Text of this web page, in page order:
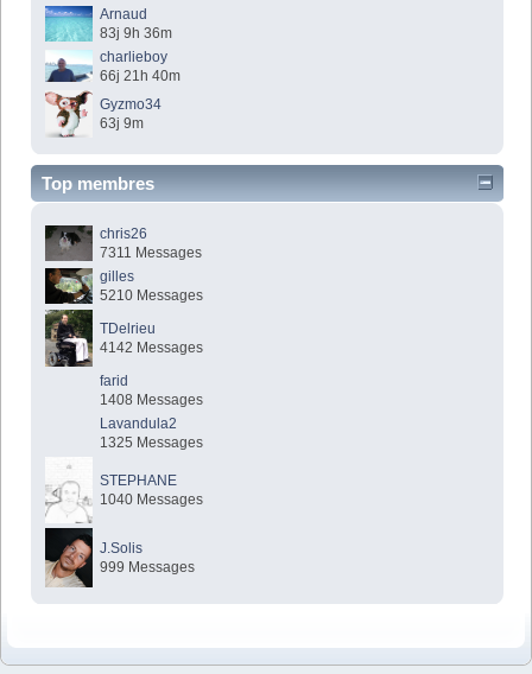
Arnaud
83j 9h 36m
charlieboy
66j 21h 40m
Gyzmo34
63j 9m
Top membres
chris26
7311 Messages
gilles
5210 Messages
TDelrieu
4142 Messages
farid
1408 Messages
Lavandula2
1325 Messages
STEPHANE
1040 Messages
J.Solis
999 Messages